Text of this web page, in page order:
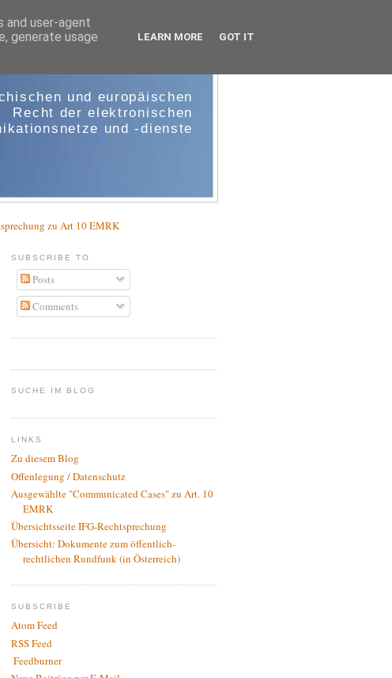
und europäischen
Recht der elektronischen
und -dienste
zu Art 10 EMRK
SUBSCRIBE TO
Posts
Comments
SUCHE IM BLOG
LINKS
Zu diesem Blog
Offenlegung / Datenschutz
Ausgewählte "Communicated Cases" zu Art. 10
EMRK
Übersichtsseite IFG-Rechtsprechung
Übersicht: Dokumente zum öffentlich-
rechtlichen Rundfunk (in Österreich)
SUBSCRIBE
Atom Feed
RSS Feed
Feedburner
and user-agent
generate usage
LEARN MORE GOT IT